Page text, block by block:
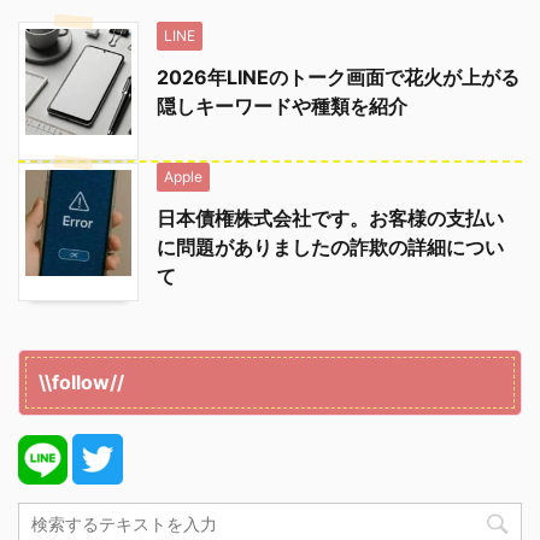
LINE
2026年LINEのトーク画面で花火が上がる
隠しキーワードや種類を紹介
Apple
日本債権株式会社です。お客様の支払い
に問題がありましたの詐欺の詳細につい
て
\\follow//